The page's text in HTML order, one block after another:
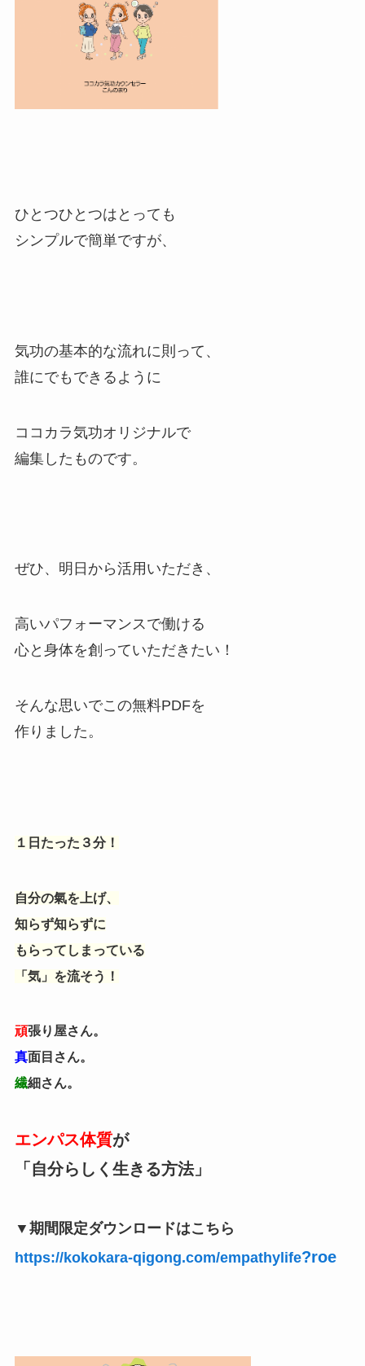
ひとつひとつはとっても
シンプルで簡単ですが、
気功の基本的な流れに則って、
誰にでもできるように
ココカラ気功オリジナルで
編集したものです。
ぜひ、明日から活用いただき、
高いパフォーマンスで働ける
心と身体を創っていただきたい！
そんな思いでこの無料PDFを
作りました。
１日たった３分！
自分の氣を上げ、
知らず知らずに
もらってしまっている
「気」を流そう！
頑張り屋さん。
真面目さん。
繊細さん。
エンパス体質が
「自分らしく生きる方法」
▼期間限定ダウンロードはこちら
https://kokokara-qigong.com/empathylife?roe